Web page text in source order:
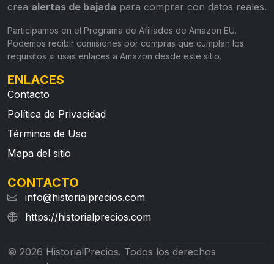
crea alertas de bajada para comprar con datos reales.
Participamos en el Programa de Afiliados de Amazon EU.
Podemos recibir comisiones por compras que cumplan los
requisitos si usas enlaces a Amazon desde este sitio.
ENLACES
Contacto
Política de Privacidad
Términos de Uso
Mapa del sitio
CONTACTO
info@historialprecios.com
https://historialprecios.com
© 2026 HistorialPrecios. Todos los derechos